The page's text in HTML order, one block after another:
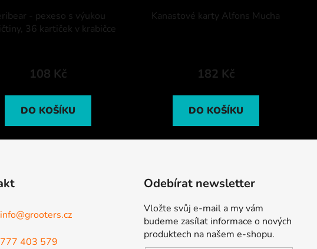
- pexeso s výukou
36 kartiček v krabičce
108 Kč
DO KOŠÍKU
Kanastové karty Alfons Mucha
182 Kč
DO KOŠÍKU
info@grooters.cz
777 403 579
Odebírat newsletter
Vložte svůj e-mail a my vám
budeme zasílat informace o nových
produktech na našem e-shopu.